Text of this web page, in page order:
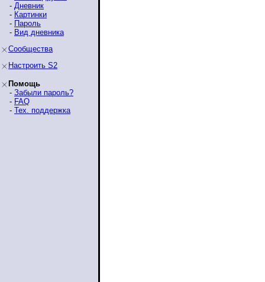
- Дневник
- Картинки
- Пароль
- Вид дневника
Сообщества
Настроить S2
Помощь
- Забыли пароль?
- FAQ
- Тех. поддержка